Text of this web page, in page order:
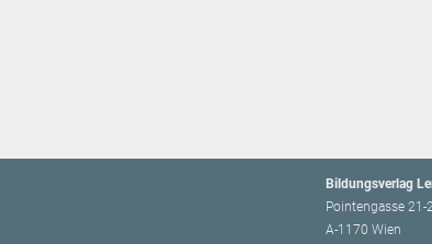
Bildungsverlag
Pointengasse
A-1170 Wien